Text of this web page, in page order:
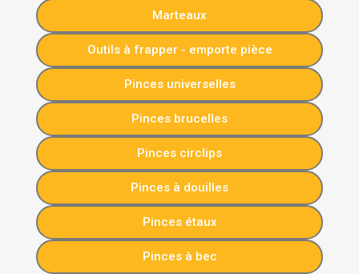
Marteaux
Outils à frapper - emporte pièce
Pinces universelles
Pinces brucelles
Pinces circlips
Pinces à douilles
Pinces étaux
Pinces à bec